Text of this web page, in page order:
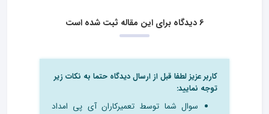
6 دیدگاه برای این مقاله ثبت شده است
کاربر عزیز لطفا قبل از ارسال دیدگاه حتما به نکات زیر
توجه نمایید:
سوال شما توسط تعمیرکاران آی پی امداد